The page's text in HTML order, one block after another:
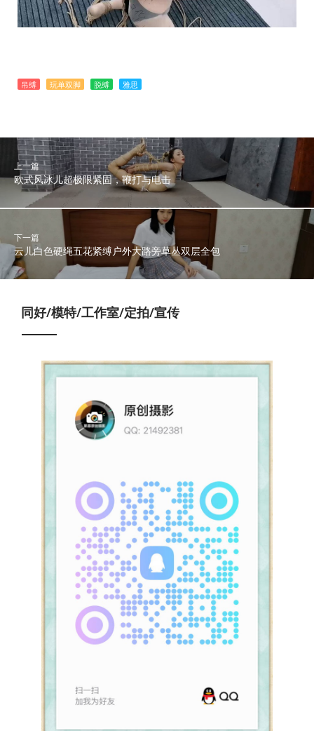
吊缚 玩单双脚 脱缚 雅思
上一篇
欧式风冰儿超极限紧固，鞭打与电击
下一篇
云儿白色硬绳五花紧缚户外大路旁草丛双层全包
同好/模特/工作室/定拍/宣传